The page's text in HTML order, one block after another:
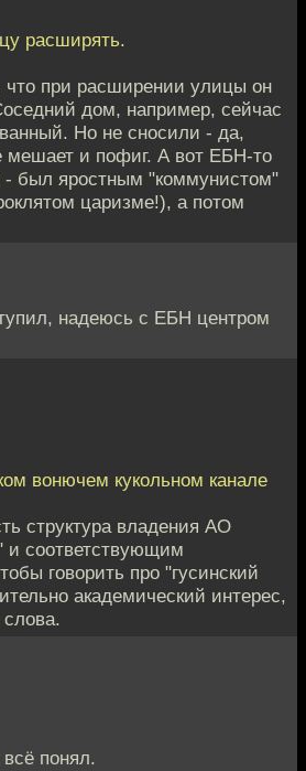
расширять.
что при расширении улицы он
дом, например, сейчас
Но не сносили - да,
мешает и пофиг. А вот ЕБН-то
- был яростным "коммунистом"
царизме!), а потом
надеюсь с ЕБН центром
вонючем кукольном канале
структура владения АО
и соответствующим
говорить про "гусинский
академический интерес,
понял.